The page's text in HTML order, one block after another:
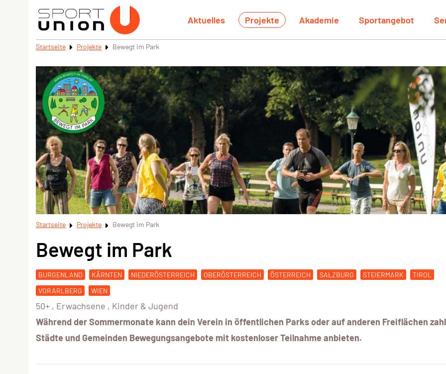
Aktuelles Projekte Akademie Sportangebot
Startseite Projekte Bewegt im Park
Startseite Projekte Bewegt im Park
Bewegt im Park
BURGENLAND KÄRNTEN NIEDERÖSTERREICH OBERÖSTERREICH ÖSTERREICH SALZBURG STEIERMARK
TIROL
VORARLBERG
WIEN
50+ , Erwachsene , Kinder & Jugend
Während der Sommermonate kann dein Verein in öffentlichen Parks oder auf anderen Freiflächen
Städte und Gemeinden Bewegungsangebote mit kostenloser Teilnahme anbieten.